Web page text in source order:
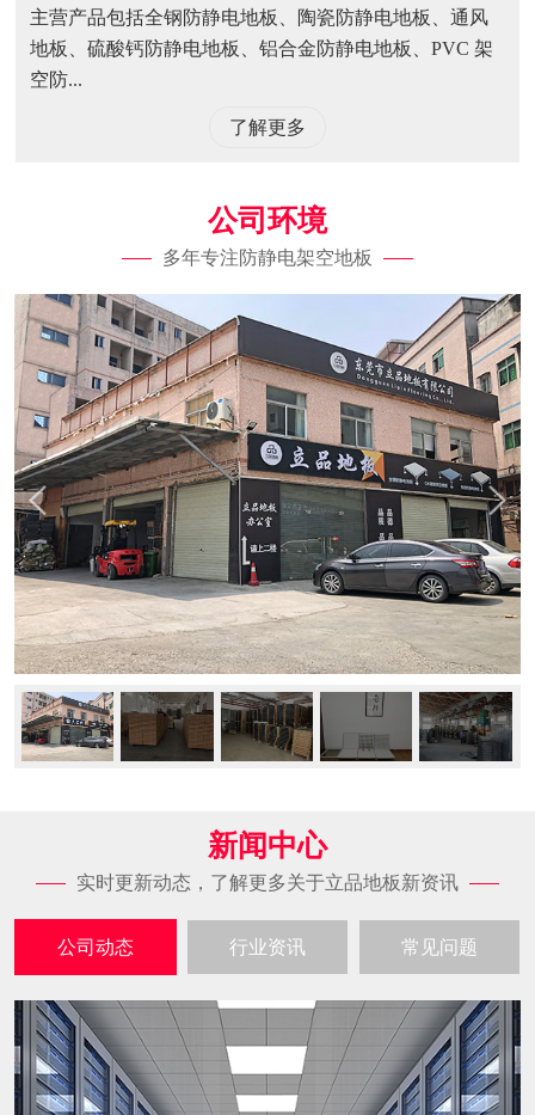
主营产品包括全钢防静电地板、陶瓷防静电地板、通风
地板、硫酸钙防静电地板、铝合金防静电地板、PVC 架
空防...
了解更多
公司环境
多年专注防静电架空地板
新闻中心
实时更新动态，了解更多关于立品地板新资讯
公司动态 行业资讯 常见问题